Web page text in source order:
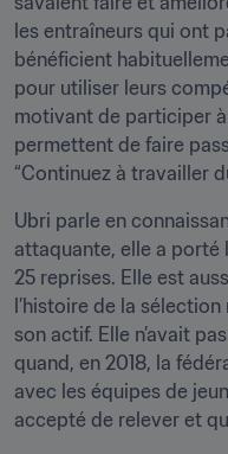
les entraîneurs qui ont
bénéficient
pour utiliser leurs
motivant de participer
permettent de faire
“Continuez à travailler
Ubri parle en
attaquante, elle a porté
25 reprises. Elle est
l’histoire de la
son actif. Elle n’avait
quand, en 2018, la
avec les équipes de
accepté de relever et